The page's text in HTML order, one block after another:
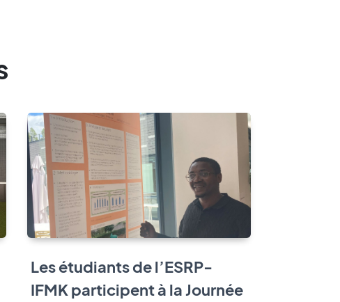
Les étudiants de l’ESRP-
IFMK participent à la Journée